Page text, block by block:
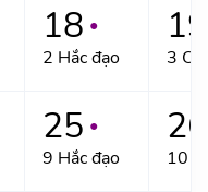
18 ●
2 Hắc đạo
19
3
25 ●
9 Hắc đạo
26
10